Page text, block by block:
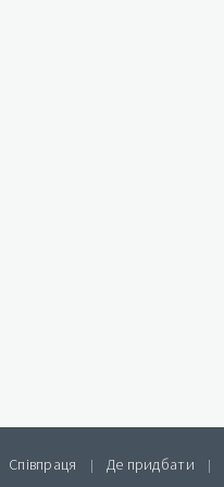
Співпраця | Де придбати |